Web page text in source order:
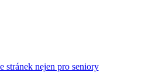
stránek nejen pro seniory